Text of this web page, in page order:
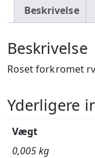
Beskrivelse
Beskrivelse
Roset forkromet
Yderligere
Vægt
0,005 kg